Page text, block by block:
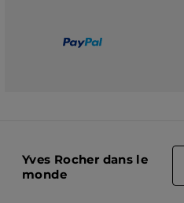
Yves Rocher dans le
monde